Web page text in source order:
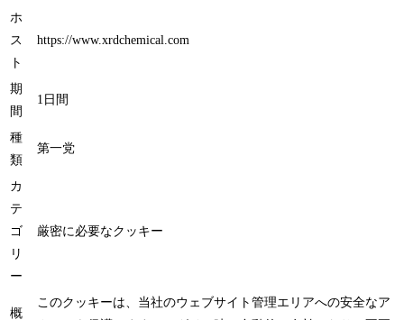
ホ
ス
ト
https://www.xrdchemical.com
期
間
1日間
種
類
第一党
カ
テ
ゴ
リ
ー
厳密に必要なクッキー
概
このクッキーは、当社のウェブサイト管理エリアへの安全なア